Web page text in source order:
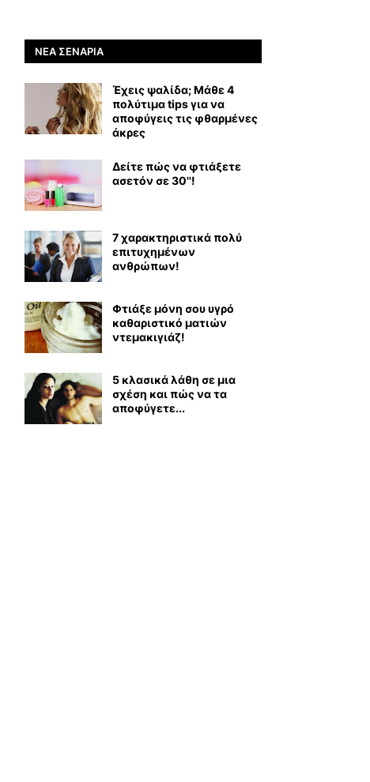
ΝΈΑ ΣΕΝΆΡΙΑ
Έχεις ψαλίδα; Μάθε 4
πολύτιμα tips για να
αποφύγεις τις φθαρμένες
άκρες
Δείτε πώς να φτιάξετε
ασετόν σε 30''!
7 χαρακτηριστικά πολύ
επιτυχημένων
ανθρώπων!
Φτιάξε μόνη σου υγρό
καθαριστικό ματιών
ντεμακιγιάζ!
5 κλασικά λάθη σε μια
σχέση και πώς να τα
αποφύγετε...